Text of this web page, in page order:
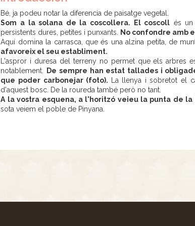
Bé, ja podeu notar la diferencia de paisatge vegetal.
Som a la solana de la coscollera. El coscoll és
persistents dures, petites i punxants. No confondre amb
Aquí domina la carrasca, que és una alzina petita, de
afavoreix el seu establiment.
L'aspror i duresa del terreny no permet que els arbres
notablement.
De sempre han estat tallades i
que poder carbonejar (foto).
La llenya i sobretot el
d'aquest bosc. De la roureda també però no tant.
A la vostra esquena, a l'horitzó veieu la punta de
sota veiem el poble de Pinyana.